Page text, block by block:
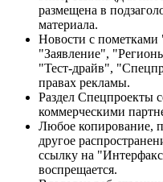
размещена в
материала.
Новости с
"Заявление",
"Тест-драйв",
правах рекламы.
Раздел Спецпроекты
коммерческими
Любое копирование,
другое
ссылку на
воспрещается.